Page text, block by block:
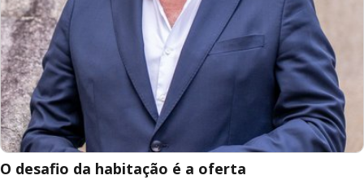
O desafio da habitação é a oferta